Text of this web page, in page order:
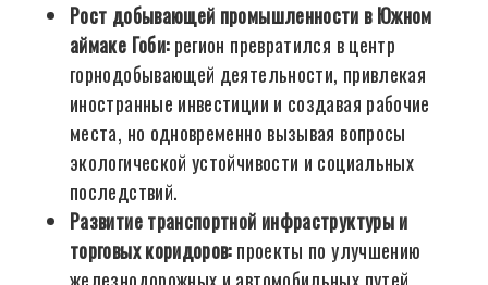
Рост добывающей промышленности в Южном
аймаке Гоби:регион превратился в центр
горнодобывающей деятельности, привлекая
иностранные инвестиции и создавая рабочие
места, но одновременно вызывая вопросы
экологической устойчивости и социальных
последствий.
Развитие транспортной инфраструктуры и
торговых коридоров:проекты по улучшению